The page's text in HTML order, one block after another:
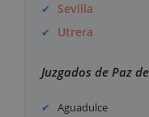
Sevilla
Utrera
Juzgados de Paz
Aguadulce